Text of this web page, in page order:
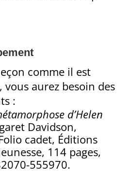
comme il est
aurez besoin des
:
d’Helen
Davidson,
cadet, Éditions
114 pages,
555970.